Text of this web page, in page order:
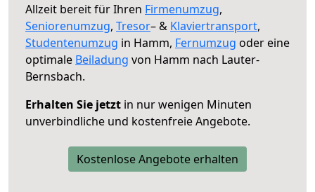
Allzeit bereit für Ihren Firmenumzug,
Seniorenumzug, Tresor– & Klaviertransport,
Studentenumzug in Hamm, Fernumzug oder eine
optimale Beiladung von Hamm nach Lauter-
Bernsbach.
Erhalten Sie jetzt in nur wenigen Minuten
unverbindliche und kostenfreie Angebote.
Kostenlose Angebote erhalten